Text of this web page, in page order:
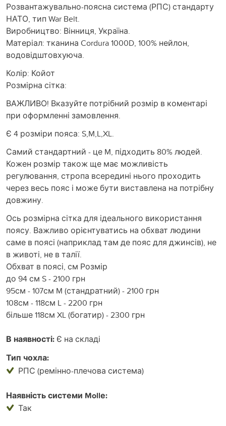
Розвантажувально-поясна система (РПС) стандарту
НАТО, тип War Belt.
Виробництво: Вінниця, Україна.
Матеріал: тканина Cordura 1000D, 100% нейлон,
водовідштовхуюча.
Колір: Койот
Розмірна сітка:
ВАЖЛИВО! Вказуйте потрібний розмір в коментарі
при оформленні замовлення.
Є 4 розміри пояса: S,M,L,XL.
Самий стандартний - це M, підходить 80% людей.
Кожен розмір також ще має можливість
регулювання, стропа всередині нього проходить
через весь пояс і може бути виставлена на потрібну
довжину.
Ось розмірна сітка для ідеального використання
поясу. Важливо орієнтуватись на обхват людини
саме в поясі (наприклад там де пояс для джинсів), не
в животі, не в талії.
Обхват в поясі, см Розмір
до 94 см S - 2100 грн
95см - 107см M (стандратний) - 2100 грн
108см - 118см L - 2200 грн
більше 118см XL (богатир) - 2300 грн
В наявності: Є на складі
Тип чохла:
РПС (ремінно-плечова система)
Наявність системи Mollе:
Так